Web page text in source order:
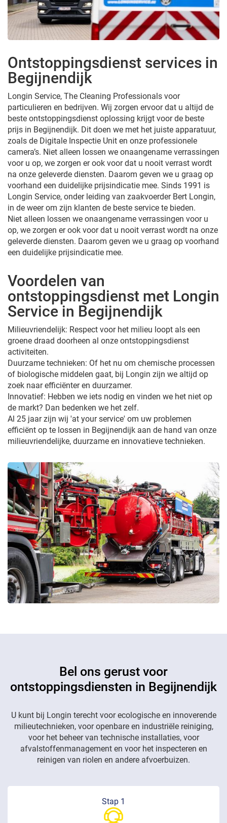
Ontstoppingsdienst services in
Begijnendijk
Longin Service, The Cleaning Professionals voor
particulieren en bedrijven. Wij zorgen ervoor dat u altijd de
beste ontstoppingsdienst oplossing krijgt voor de beste
prijs in Begijnendijk. Dit doen we met het juiste apparatuur,
zoals de Digitale Inspectie Unit en onze professionele
camera’s. Niet alleen lossen we onaangename verrassingen
voor u op, we zorgen er ook voor dat u nooit verrast wordt
na onze geleverde diensten. Daarom geven we u graag op
voorhand een duidelijke prijsindicatie mee. Sinds 1991 is
Longin Service, onder leiding van zaakvoerder Bert Longin,
in de weer om zijn klanten de beste service te bieden.
Niet alleen lossen we onaangename verrassingen voor u
op, we zorgen er ook voor dat u nooit verrast wordt na onze
geleverde diensten. Daarom geven we u graag op voorhand
een duidelijke prijsindicatie mee.
Voordelen van
ontstoppingsdienst met Longin
Service in Begijnendijk
Milieuvriendelijk: Respect voor het milieu loopt als een
groene draad doorheen al onze ontstoppingsdienst
activiteiten.
Duurzame technieken: Of het nu om chemische processen
of biologische middelen gaat, bij Longin zijn we altijd op
zoek naar efficiënter en duurzamer.
Innovatief: Hebben we iets nodig en vinden we het niet op
de markt? Dan bedenken we het zelf.
Al 25 jaar zijn wij 'at your service' om uw problemen
efficiënt op te lossen in Begijnendijk aan de hand van onze
milieuvriendelijke, duurzame en innovatieve technieken.
Bel ons gerust voor
ontstoppingsdiensten in Begijnendijk
U kunt bij Longin terecht voor ecologische en innoverende
milieutechnieken, voor openbare en industriële reiniging,
voor het beheer van technische installaties, voor
afvalstoffenmanagement en voor het inspecteren en
reinigen van riolen en andere afvoerbuizen.
Stap 1